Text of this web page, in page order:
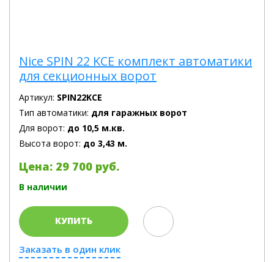
Nice SPIN 22 KCE комплект автоматики
для секционных ворот
Артикул: SPIN22KCE
Тип автоматики: для гаражных ворот
Для ворот: до 10,5 м.кв.
Высота ворот: до 3,43 м.
Цена: 29 700 руб.
В наличии
КУПИТЬ
Заказать в один клик